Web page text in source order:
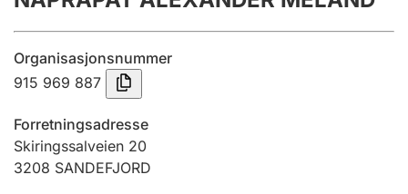
Innsending og forseinkingsgebyr
Tinglysing
Jeger
Organisasjonsnummer
915 969 887
Forretningsadresse
Skiringssalveien 20
3208 SANDEFJORD